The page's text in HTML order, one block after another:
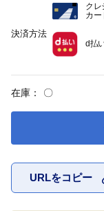
在庫： 〇
URLをコピー
決済方法
クレ
カー
d払